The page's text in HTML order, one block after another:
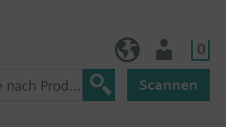
0
Scannen